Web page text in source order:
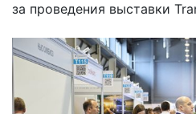
за проведения выставки